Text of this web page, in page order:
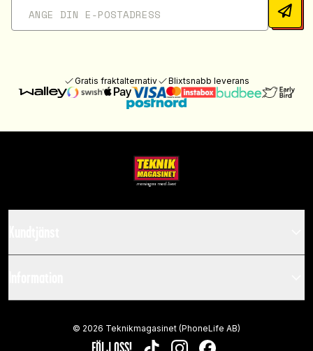
Gratis fraktalternativ Blixtsnabb leverans
© 2026 Teknikmagasinet (PhoneLife AB)